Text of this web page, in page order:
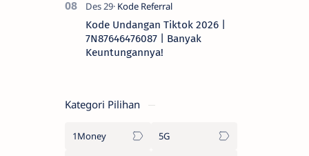
Kode Undangan Tiktok 2026 |
7N87646476087 | Banyak
Keuntungannya!
Kategori Pilihan
1Money 5G